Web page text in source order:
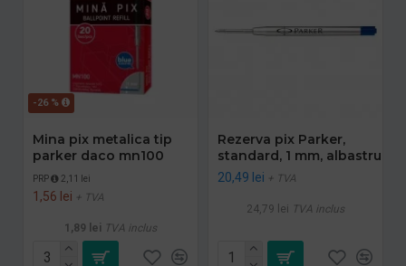
-26 %
Mina pix metalica tip
parker daco mn100
PRP 2,11 lei
1,56 lei + TVA
1,89 lei TVA inclus
Rezerva pix Parker,
standard, 1 mm, albastru
20,49 lei + TVA
24,79 lei TVA inclus